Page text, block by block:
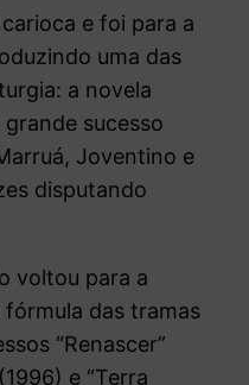
e foi para a
uma das
a novela
grande sucesso
Joventino e
disputando
voltou para a
das tramas
“Renascer”
e “Terra